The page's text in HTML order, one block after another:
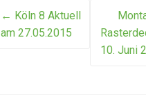
Post
navigation
← Köln 8 Aktuell
am 27.05.2015
10. Juni